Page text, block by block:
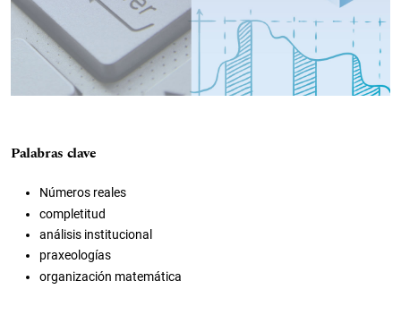
Palabras clave
Números reales
completitud
análisis institucional
praxeologías
organización matemática